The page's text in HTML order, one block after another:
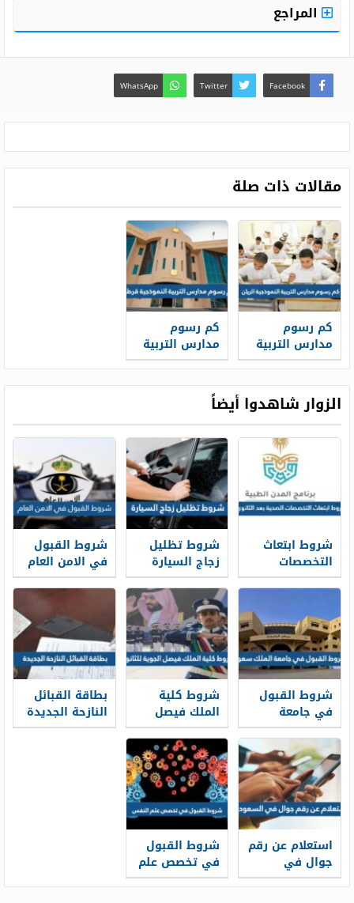
المراجع
Facebook
Twitter
WhatsApp
مقالات ذات صلة
كم رسوم
مدارس التربية
النموذجية
كم رسوم
مدارس التربية
النموذجية
الزوار شاهدوا أيضاً
شروط ابتعاث
التخصصات
الصحية بعد
الثانوي 1448
شروط تظليل
زجاج السيارة
المرور السعودي
1448
شروط القبول
في الامن العام
1448
شروط القبول
في جامعة
الملك سعود
1448 والأوراق
المطلوبة
شروط كلية
الملك فيصل
الجوية للثانوي
1448 ونسب
القبول
بطاقة القبائل
النازحة الجديدة
1448
استعلام عن رقم
جوال في
السعودية
شروط القبول
في تخصص علم
النفس ونسب